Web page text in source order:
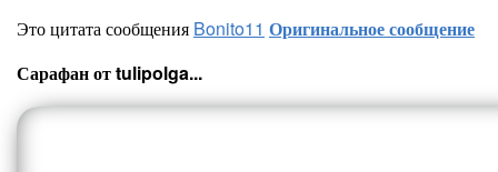
Это цитата сообщения Bonito11 Оригинальное сообщение
Сарафан от tulipolga...